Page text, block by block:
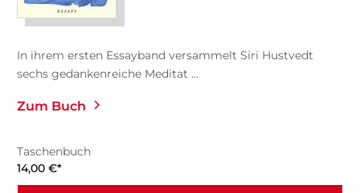
In ihrem ersten Essayband versammelt Siri Hustvedt
sechs gedankenreiche Meditat ...
Zum Buch
Taschenbuch
14,00 €*